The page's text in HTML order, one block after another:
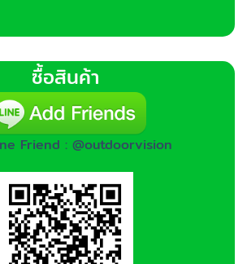
ซื้อสินค้า
Friend : @outdoorvision